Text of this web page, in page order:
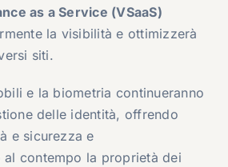
as a Service (VSaaS)
la visibilità e ottimizzerà
siti.
e la biometria continueranno
delle identità, offrendo
e sicurezza e
contempo la proprietà dei